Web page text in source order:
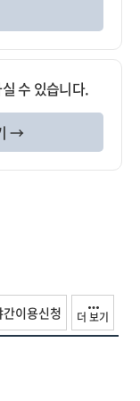
수 있습니다.
→
간이용신청 더 보기